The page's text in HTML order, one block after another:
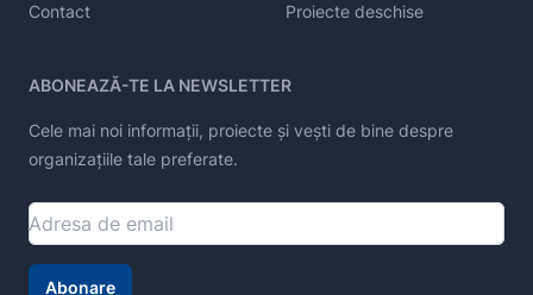
Contact Proiecte deschise
ABONEAZĂ-TE LA NEWSLETTER
Cele mai noi informații, proiecte și vești de bine despre
organizațiile tale preferate.
Abonare